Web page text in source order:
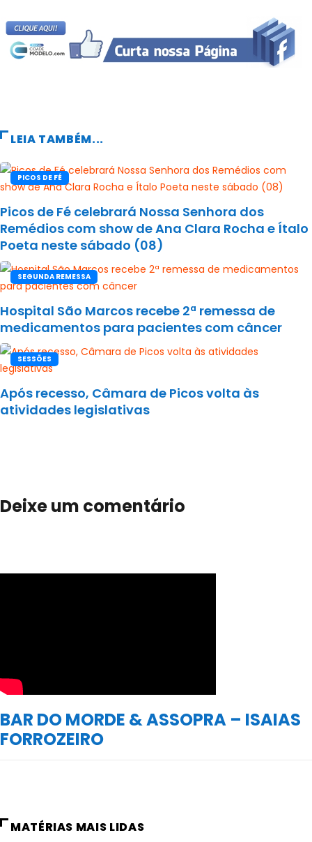
LEIA TAMBÉM...
PICOS DE FÉ
Picos de Fé celebrará Nossa Senhora dos
Remédios com show de Ana Clara Rocha e Ítalo
Poeta neste sábado (08)
SEGUNDA REMESSA
Hospital São Marcos recebe 2ª remessa de
medicamentos para pacientes com câncer
SESSÕES
Após recesso, Câmara de Picos volta às
atividades legislativas
Deixe um comentário
BAR DO MORDE & ASSOPRA – ISAIAS
FORROZEIRO
MATÉRIAS MAIS LIDAS